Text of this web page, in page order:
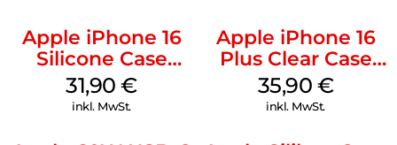
Apple iPhone 16
Silicone Case
MagSafe Fuchsia
31,90€
inkl. MwSt.
Apple iPhone 16
Plus Clear Case
MagSafe
Transparent
35,90 €
inkl. MwSt.